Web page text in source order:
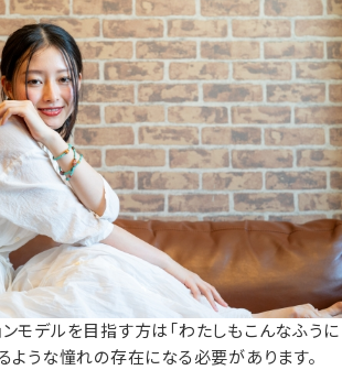
ンモデルを目指す方は「わたしもこんなふうに
ような憧れの存在になる必要があります。